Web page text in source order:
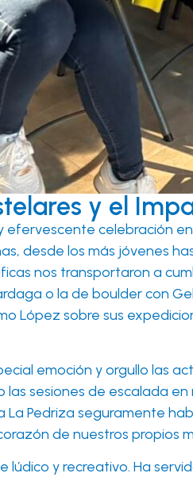
y el
efervescente celebración
desde los más jóvenes
nos transportaron a
o la de boulder con
López sobre sus
emoción y orgullo las
sesiones de escalada en
La Pedriza seguramente
de nuestros propios
lúdico y recreativo. Ha